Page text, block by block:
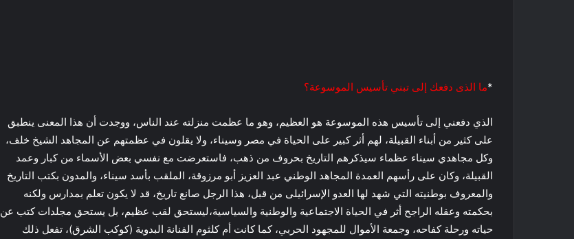
*ما الذى دفعك إلى تبني تأسيس الموسوعة؟
الذي دفعني إلى تأسيس هذه الموسوعة هو العظيم، وهو ما عظمت منزلته عند الناس، ووجدت أن هذا المعنى ينطبق
على كثير من أبناء القبيلة، لهم أثر كبير على الحياة في مصر وسيناء، ولا يقلون في عظمتهم عن المجاهد الشيخ خلف،
وكل مجاهدي سيناء عظماء سيذكرهم التاريخ بحروف من ذهب، فاستعرضت مع نفسي بعض الأسماء من كبار وعمد
القبيلة، وكان على رأسهم العمدة المجاهد الوطني عبد العزيز أبو مرزوقة، الملقب بأسد سيناء، والمدون بكتب التاريخ
والمعروف بوطنيته التي شهد لها العدو الإسرائيلى من قبل، هذا الرجل صانع تاريخ، قد لا يكون تعلم بمدارس ولكنه
بحكمته وعقله الراجح أثر في الحياة الاجتماعية والوطنية والسياسية،ليستحق لقب عظيم، بل يستحق مجلدات كتب عن
حياته ورحلة كفاحه، وجمعة الأموال للمجهود الحربي، كما كانت أم كلثوم الفنانة البدوية (كوكب الشرق)، تفعل ذلك